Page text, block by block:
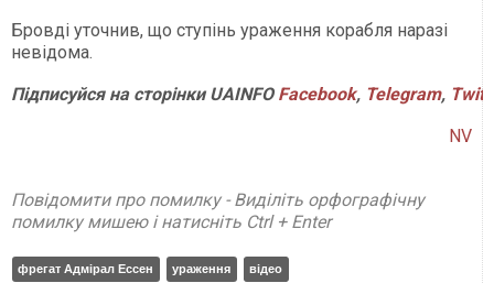
Бровді уточнив, що ступінь ураження корабля наразі
невідома.
ПідписуйсянасторінкиUAINFO Facebook, Telegram,
NV
Повідомити про помилку - Виділіть орфографічну
помилку мишею і натисніть Ctrl + Enter
фрегат Адмірал Ессен ураження відео